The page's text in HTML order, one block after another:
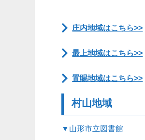
庄内地域はこちら>>
最上地域はこちら>>
置賜地域はこちら>>
村山地域
▼山形市立図書館